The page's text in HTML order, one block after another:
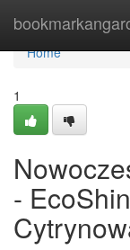
Home
Home
1
-